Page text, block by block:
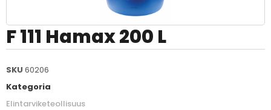
F 111 Hamax 200 L
SKU 60206
Kategoria
Elintarviketeollisuus